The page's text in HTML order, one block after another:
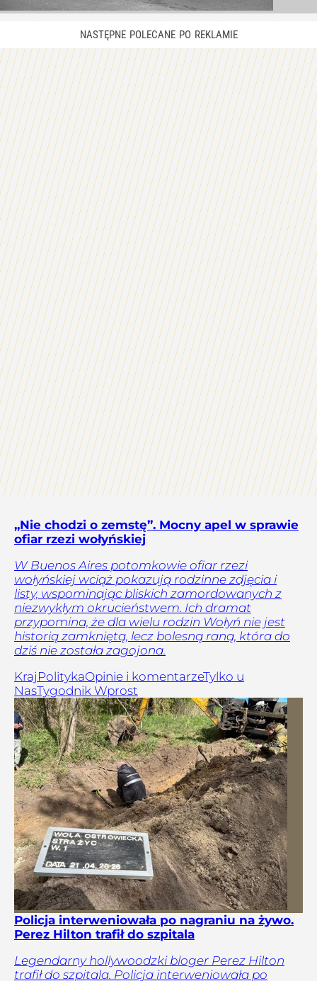
„Nie chodzi o zemstę”. Mocny apel w sprawie
ofiar rzezi wołyńskiej
W Buenos Aires potomkowie ofiar rzezi
wołyńskiej wciąż pokazują rodzinne zdjęcia i
listy, wspominając bliskich zamordowanych z
niezwykłym okrucieństwem. Ich dramat
przypomina, że dla wielu rodzin Wołyń nie jest
historią zamkniętą, lecz bolesną raną, która do
dziś nie została zagojona.
Kraj PolitykaOpinie i komentarzeTylko u
NasTygodnik Wprost
Policja interweniowała po nagraniu na żywo.
Perez Hilton trafił do szpitala
Legendarny hollywoodzki bloger Perez Hilton
trafił do szpitala. Policja interweniowała po